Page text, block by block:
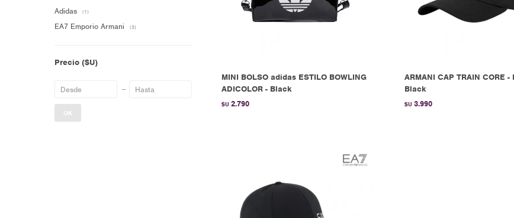
MINI BOLSO adidas ESTILO BOWLING
ADICOLOR - Black
$U 2.790
ARMANI CAP TRAIN CORE -
Black
$U 3.990
Adidas (1)
EA7 Emporio Armani (3)
Precio ($U)
OK